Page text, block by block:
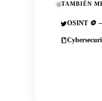
TAMBIÉN
OSINT 🪙